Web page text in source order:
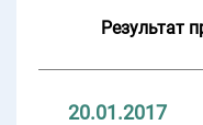
Результат
20.01.2017